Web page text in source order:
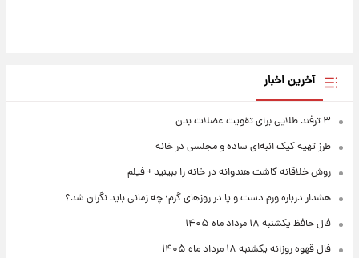
آخرین اخبار
۳ ترفند طلایی برای تقویت عضلات بدن
طرز تهیه کیک انبه‌ای ساده و مجلسی در خانه
روش خلاقانه کاشت هندوانه در خانه را ببینید + فیلم
هشدار درباره ورم دست و پا در روزهای گرم؛ چه زمانی باید نگران شد؟
فال حافظ یکشنبه ۱۸ مرداد ماه ۱۴۰۵
فال قهوه روزانه یکشنبه ۱۸ مرداد ماه ۱۴۰۵